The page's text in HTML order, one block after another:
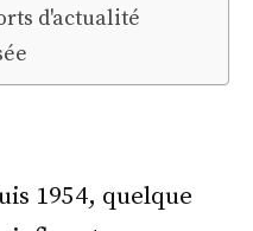
d'actualité
1954, quelque